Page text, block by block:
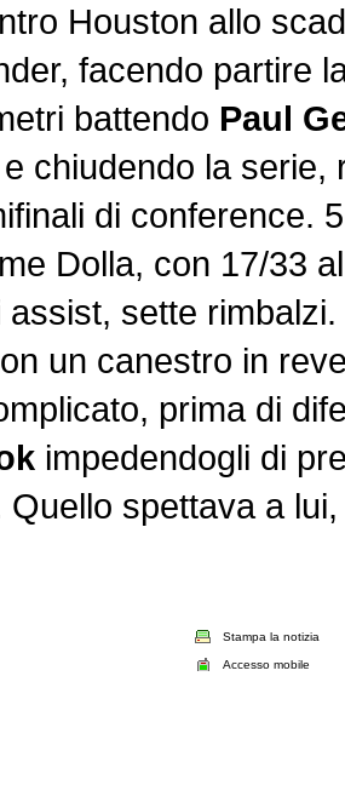
Houston allo
facendo partire
battendo Paul
chiudendo la serie,
di conference.
Dolla, con 17/33
assist, sette
un canestro in
prima di
impedendogli di
Quello spettava a
Stampa la notizia
Accesso mobile